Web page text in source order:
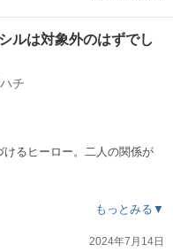
ルは対象外のはずでし
チ
るヒーロー。二人の関係が
もっとみる▼
2024年7月14日